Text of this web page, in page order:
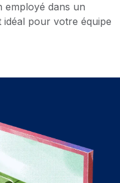
employé dans un
idéal pour votre équipe